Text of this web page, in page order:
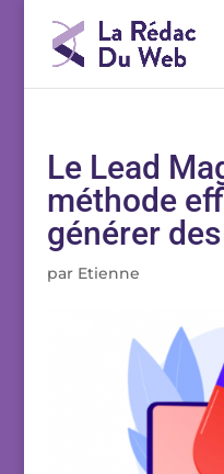
Le Lead
méthode
générer
par Etienne